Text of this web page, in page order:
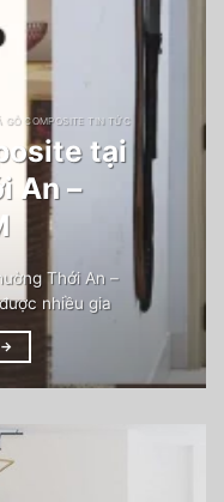
GỖ COMPOSITE TIN TỨC
tại
An –
Thới An –
nhiều gia
→